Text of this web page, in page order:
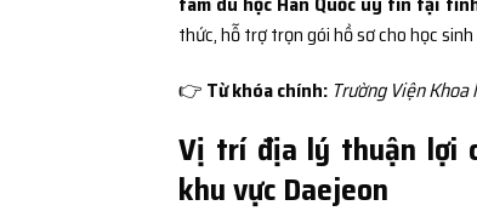
thức, hỗ trợ trọn gói hồ sơ cho học sinh
👉 Từ khóa chính: Trường Viện
Vị trí địa lý thuận lợi
khu vực Daejeon